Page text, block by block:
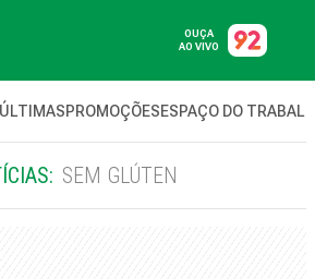
OUÇA
AO VIVO
ÚLTIMASPROMOÇÕESESPAÇO DO
SEM GLÚTEN